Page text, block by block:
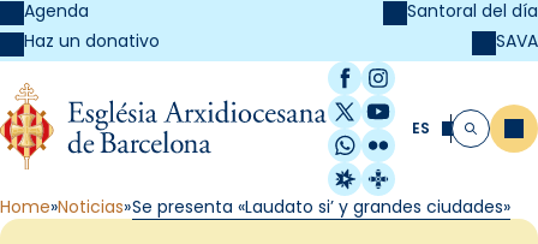
Agenda
Haz un donativo
Santoral del día
SAVA
Facebook
Instagram
X / Twitter
YouTube
WhatsApp
Flickr
Radio Estel
Catalunya
ES Buscar
Home Noticias Se presenta «Laudato si’ y grandes ciudades»